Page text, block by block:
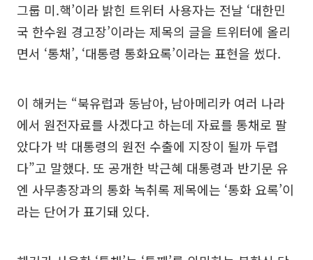
그룹 미.핵’이라 밝힌 트위터 사용자는 전날 ‘대한민
국 한수원 경고장’이라는 제목의 글을 트위터에 올리
면서 ‘통채’, ‘대통령 통화요록’이라는 표현을 썼다.
이 해커는 “북유럽과 동남아, 남아메리카 여러 나라
에서 원전자료를 사겠다고 하는데 자료를 통채로 팔
았다가 박 대통령의 원전 수출에 지장이 될까 두렵
다”고 말했다. 또 공개한 박근혜 대통령과 반기문 유
엔 사무총장과의 통화 녹취록 제목에는 ‘통화 요록’이
라는 단어가 표기돼 있다.